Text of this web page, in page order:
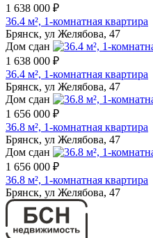
1 638 000 ₽
36.4 м², 1-комнатная квартира
Брянск, ул Желябова, 47
Дом сдан
1 638 000 ₽
36.4 м², 1-комнатная квартира
Брянск, ул Желябова, 47
Дом сдан
1 656 000 ₽
36.8 м², 1-комнатная квартира
Брянск, ул Желябова, 47
Дом сдан
1 656 000 ₽
36.8 м², 1-комнатная квартира
Брянск, ул Желябова, 47